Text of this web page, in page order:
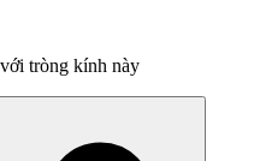
tròng kính này